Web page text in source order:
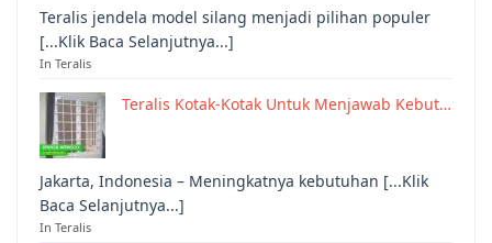
Teralis jendela model silang menjadi pilihan populer
[...Klik Baca Selanjutnya...]
In Teralis
Teralis Kotak-Kotak Untuk Menjawab Kebut…
Jakarta, Indonesia – Meningkatnya kebutuhan [...Klik
Baca Selanjutnya...]
In Teralis